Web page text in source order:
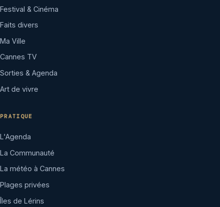
Festival & Cinéma
Faits divers
Ma Ville
Cannes TV
Sorties & Agenda
Art de vivre
PRATIQUE
L'Agenda
La Communauté
La météo à Cannes
Plages privées
Îles de Lérins